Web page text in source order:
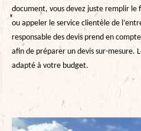
document, vous devez juste remplir
ou appeler le service clientèle de
responsable des devis prend en
afin de préparer un devis sur-mesure.
adapté à votre budget.